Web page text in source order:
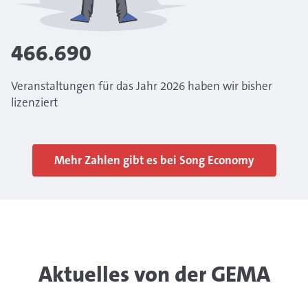
466.690
Veranstaltungen für das Jahr 2026 haben wir bisher
lizenziert
Mehr Zahlen gibt es bei Song Economy
Aktuelles von der GEMA